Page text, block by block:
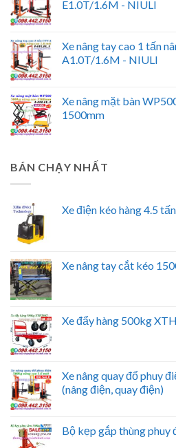
E1.0T/1.6M - NIULI
Xe nâng tay cao 1 tấn
A1.0T/1.6M - NIULI
Xe nâng mặt bàn
1500mm
BÁN CHẠY NHẤT
Xe điện kéo hàng 4.5 tấn
Xe nâng tay cắt kéo
Xe đẩy hàng 500kg
Xe nâng quay đổ phuy
(nâng điện, quay điện)
Bộ kẹp gắp thùng phuy